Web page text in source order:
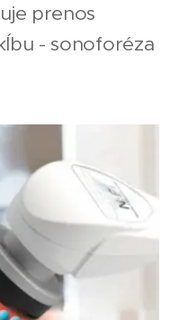
prenos
- sonoforéza